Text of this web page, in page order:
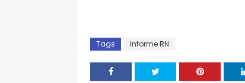
Tags Informe RN